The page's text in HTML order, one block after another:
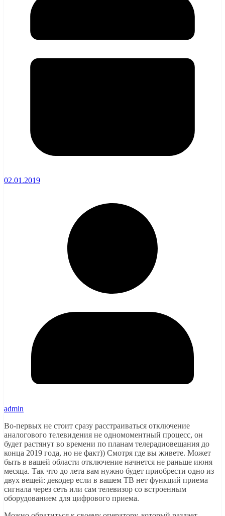
02.01.2019
admin
Во-первых не стоит сразу расстраиваться отключение
аналогового телевидения не одномоментный процесс, он
будет растянут во времени по планам телерадиовещания до
конца 2019 года, но не факт)) Смотря где вы живете. Может
быть в вашей области отключение начнется не раньше июня
месяца. Так что до лета вам нужно будет приобрести одно из
двух вещей: декодер если в вашем ТВ нет функций приема
сигнала через сеть или сам телевизор со встроенным
оборудованием для цифрового приема.